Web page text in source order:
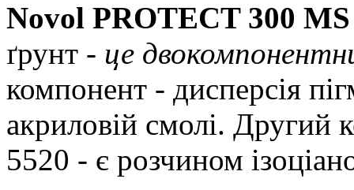
Novol PROTECT 300
ґрунт - це
компонент - дисперсія
акриловій смолі. Другий
5520 - є розчином